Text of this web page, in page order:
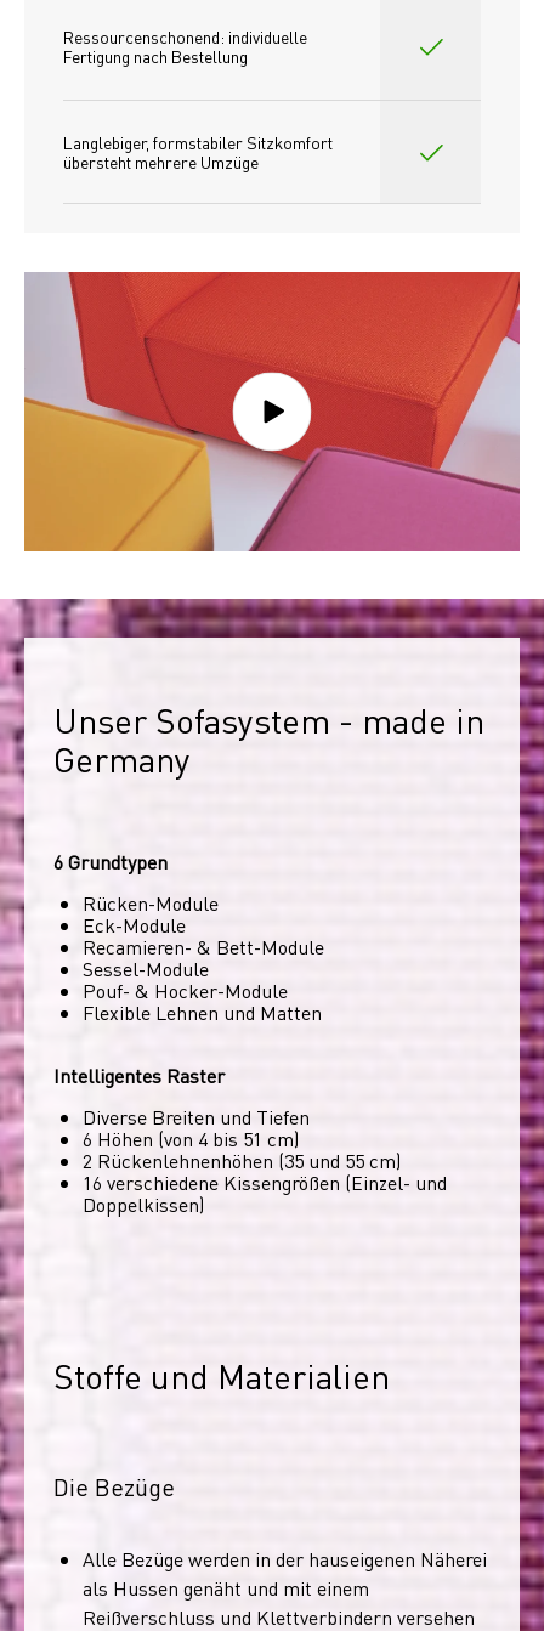
Ressourcenschonend: individuelle
Fertigung nach Bestellung
Langlebiger, formstabiler Sitzkomfort
übersteht mehrere Umzüge
Unser Sofasystem - made in
Germany
6 Grundtypen
Rücken-Module
Eck-Module
Recamieren- & Bett-Module
Sessel-Module
Pouf- & Hocker-Module
Flexible Lehnen und Matten
Intelligentes Raster
Diverse Breiten und Tiefen
6 Höhen (von 4 bis 51 cm)
2 Rückenlehnenhöhen (35 und 55 cm)
16 verschiedene Kissengrößen (Einzel- und
Doppelkissen)
Stoffe und Materialien
Die Bezüge
Alle Bezüge werden in der hauseigenen Näherei
als Hussen genäht und mit einem
Reißverschluss und Klettverbindern versehen